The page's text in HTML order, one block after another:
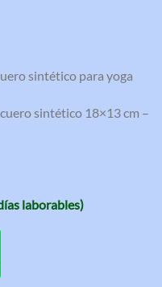
sintético para yoga
sintético 18×13 cm –
laborables)